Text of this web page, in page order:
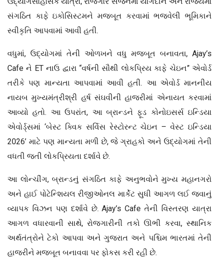
સંગઠિત કાફે ઇકોસિસ્ટમને મજબૂત કરવામાં ભજવેલી ભૂમિકાને
સ્વીકૃતિ આપવામાં આવી હતી.
વધુમાં, ઉદ્યોગમાં તેની ઓળખને વધુ મજબૂત બનાવતા, Ajay’s
Cafe ને ET નાઉ દ્વારા “વર્ષની સૌથી લોકપ્રિય કાફે ચેઇન” એવોર્ડ
તરીકે પણ માન્યતા આપવામાં આવી હતી. આ એવોર્ડ માનનીય
નાયબ મુખ્યમંત્રીશ્રી હર્ષ સંઘવીની હાજરીમાં એનાયત કરવામાં
આવ્યો હતો. આ ઉપરાંત, આ બ્રાન્ડને ફૂડ કોનોઇસર્સ ઇન્ડિયા
એવોર્ડ્સમાં ‘બેસ્ટ ક્વિક સર્વિસ રેસ્ટોરન્ટ ચેઇન – વેસ્ટ ઇન્ડિયા
2026’ માટે પણ માન્યતા મળી છે, જે ગ્રાહકો અને ઉદ્યોગમાં તેની
વધતી જતી લોકપ્રિયતા દર્શાવે છે.
આ લોન્ચીંગ, બ્રાન્ડનું સંગઠિત કાફે અનુભવોને મુખ્ય મહાનગરો
અને હાઈ પોટેન્શિયલ રીજીઓનલ માર્કેટ સુધી આગળ લઈ જવાનું
વ્યાપક વિઝન પણ દર્શાવે છે. Ajay’s Cafe તેની વિસ્તરણ યાત્રા
આગળ વધારવાની સાથે, રોજગારીની તકો ઊભી કરવા, સ્થાનિક
અર્થતંત્રોને ટેકો આપવા અને ગુજરાત અને પશ્ચિમ ભારતમાં તેની
હાજરીને મજબૂત બનાવવા પર ફોકસ કરી રહી છે.